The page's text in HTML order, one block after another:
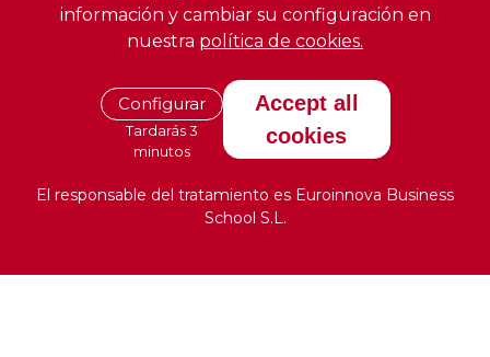
información y cambiar su configuración en
nuestra política de cookies.
Configurar
Tardarás 3
minutos
Accept all
cookies
El responsable del tratamiento es Euroinnova Business
School S.L.